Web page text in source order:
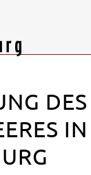
DES
IN